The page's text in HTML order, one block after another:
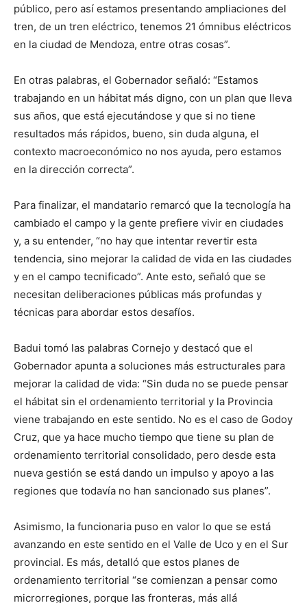
público, pero así estamos presentando ampliaciones del
tren, de un tren eléctrico, tenemos 21 ómnibus eléctricos
en la ciudad de Mendoza, entre otras cosas”.
En otras palabras, el Gobernador señaló: “Estamos
trabajando en un hábitat más digno, con un plan que lleva
sus años, que está ejecutándose y que si no tiene
resultados más rápidos, bueno, sin duda alguna, el
contexto macroeconómico no nos ayuda, pero estamos
en la dirección correcta”.
Para finalizar, el mandatario remarcó que la tecnología ha
cambiado el campo y la gente prefiere vivir en ciudades
y, a su entender, “no hay que intentar revertir esta
tendencia, sino mejorar la calidad de vida en las ciudades
y en el campo tecnificado”. Ante esto, señaló que se
necesitan deliberaciones públicas más profundas y
técnicas para abordar estos desafíos.
Badui tomó las palabras Cornejo y destacó que el
Gobernador apunta a soluciones más estructurales para
mejorar la calidad de vida: “Sin duda no se puede pensar
el hábitat sin el ordenamiento territorial y la Provincia
viene trabajando en este sentido. No es el caso de Godoy
Cruz, que ya hace mucho tiempo que tiene su plan de
ordenamiento territorial consolidado, pero desde esta
nueva gestión se está dando un impulso y apoyo a las
regiones que todavía no han sancionado sus planes”.
Asimismo, la funcionaria puso en valor lo que se está
avanzando en este sentido en el Valle de Uco y en el Sur
provincial. Es más, detalló que estos planes de
ordenamiento territorial “se comienzan a pensar como
microrregiones, porque las fronteras, más allá